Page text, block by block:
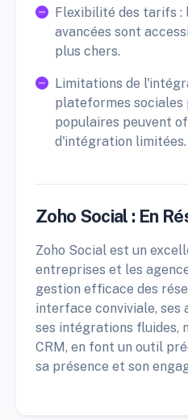
Flexibilité des tarifs :
avancées sont
plus chers.
Limitations de
plateformes sociales
populaires peuvent
d'intégration limitées.
Zoho Social : En
Zoho Social est un
entreprises et les
gestion efficace des
interface conviviale, ses
ses intégrations fluides,
CRM, en font un outil
sa présence et son